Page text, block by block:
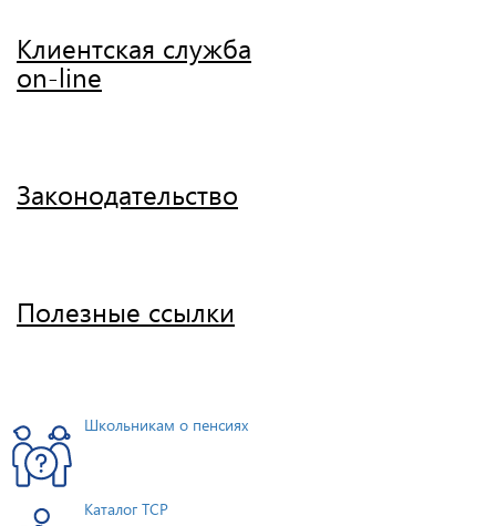
Клиентская служба
on-line
Законодательство
Полезные ссылки
Школьникам о пенсиях
Каталог ТСР